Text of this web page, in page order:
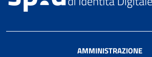
AMMINISTRAZIONE